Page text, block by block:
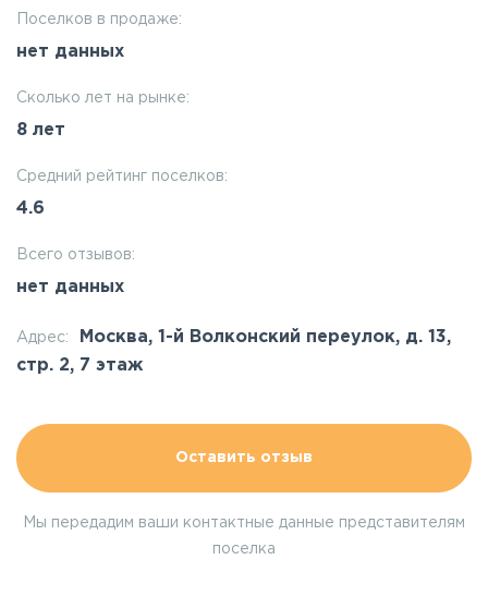
Поселков в продаже:
нет данных
Сколько лет на рынке:
8 лет
Средний рейтинг поселков:
4.6
Всего отзывов:
нет данных
Адрес:
Москва, 1-й Волконский переулок, д. 13,
стр. 2, 7 этаж
Оставить отзыв
Мы передадим ваши контактные данные представителям
поселка